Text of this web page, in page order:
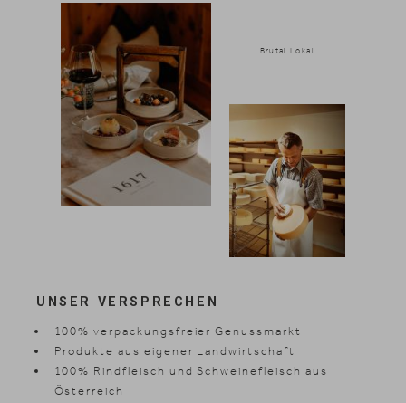
UNSER VERSPRECHEN
100% verpackungsfreier Genussmarkt
Produkte aus eigener Landwirtschaft
100% Rindfleisch und Schweinefleisch aus
Österreich
Brutal Lokal